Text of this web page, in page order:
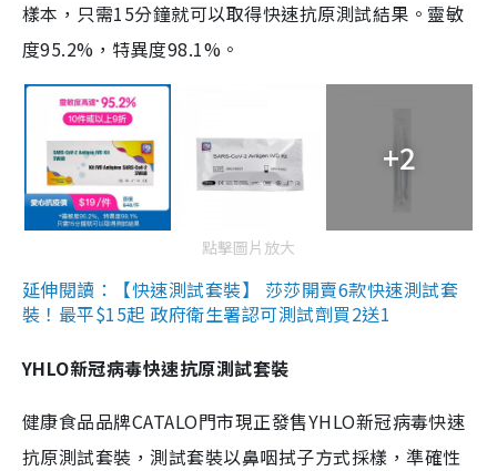
樣本，只需15分鐘就可以取得快速抗原測試結果。靈敏
度95.2%，特異度98.1%。
+2
點擊圖片放大
延伸閱讀：【快速測試套裝】 莎莎開賣6款快速測試套
裝！最平$15起 政府衛生署認可測試劑買2送1
YHLO新冠病毒快速抗原測試套裝
健康食品品牌CATALO門市現正發售YHLO新冠病毒快速
抗原測試套裝，測試套裝以鼻咽拭子方式採樣，準確性